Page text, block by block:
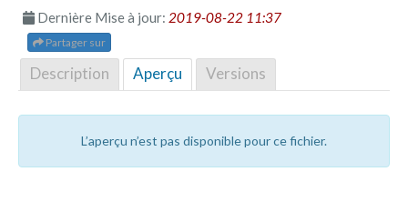
Dernière Mise à jour: 2019-08-22 11:37
Partager sur
Description Aperçu Versions
L’aperçu n’est pas disponible pour ce fichier.